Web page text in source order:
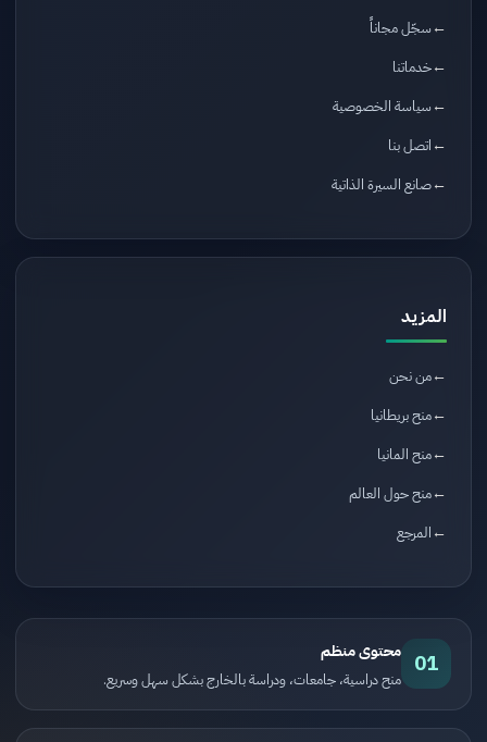
سجّل مجاناً
خدماتنا
سياسة الخصوصية
اتصل بنا
صانع السيرة الذاتية
المزيد
من نحن
منح بريطانيا
منح المانيا
منح حول العالم
المرجع
01 محتوى منظم
منح دراسية، جامعات، ودراسة بالخارج بشكل سهل وسريع.